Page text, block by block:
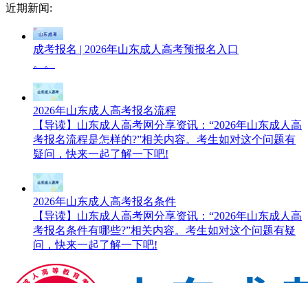
近期新闻:
成考报名 | 2026年山东成人高考预报名入口
。。
2026年山东成人高考报名流程
【导读】山东成人高考网分享资讯：“2026年山东成人高
考报名流程是怎样的?”相关内容。考生如对这个问题有
疑问，快来一起了解一下吧!
2026年山东成人高考报名条件
【导读】山东成人高考网分享资讯：“2026年山东成人高
考报名条件有哪些?”相关内容。考生如对这个问题有疑
问，快来一起了解一下吧!